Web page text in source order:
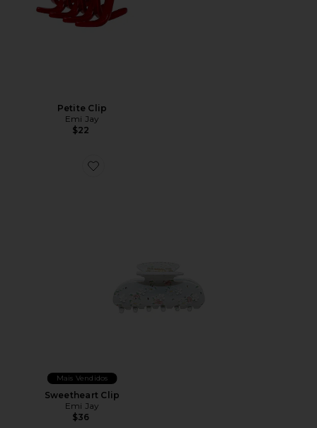
Petite Clip
Emi Jay
$22
Favorite Sweetheart Clip
Mais Vendidos
Sweetheart Clip
Emi Jay
$36